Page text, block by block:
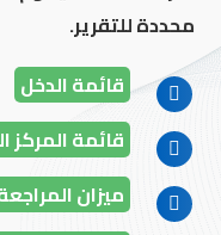
محددة للتقرير.
قائمة الدخل
قائمة المركز
ميزان